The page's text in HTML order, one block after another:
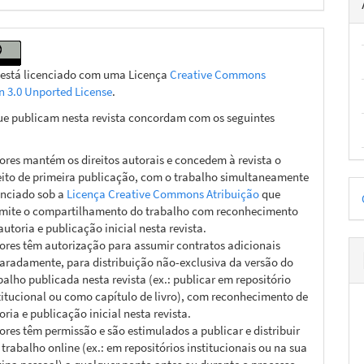
licenciado com uma LicençaCreative Commons
3.0 Unported License.
publicam nesta revista concordam com os seguintes
mantém os direitos autorais e concedem à revista o
de primeira publicação, com o trabalho simultaneamente
sob a Licença Creative Commons Atribuiçãoque
o compartilhamento do trabalho com reconhecimento
e publicação inicial nesta revista.
têm autorização para assumir contratos adicionais
para distribuição não-exclusiva da versão do
publicada nesta revista (ex.: publicar em repositório
ou como capítulo de livro), com reconhecimento de
e publicação inicial nesta revista.
têm permissão e são estimulados a publicar e distribuir
trabalho online (ex.: em repositórios institucionais ou na sua